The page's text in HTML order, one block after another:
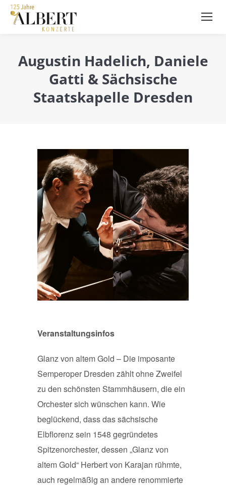
Augustin Hadelich, Daniele
Gatti & Sächsische
Staatskapelle Dresden
Veranstaltungsinfos
Glanz von altem Gold – Die imposante
Semperoper Dresden zählt ohne Zweifel
zu den schönsten Stammhäusern, die ein
Orchester sich wünschen kann. Wie
beglückend, dass das sächsische
Elbflorenz sein 1548 gegründetes
Spitzenorchester, dessen „Glanz von
altem Gold“ Herbert von Karajan rühmte,
auch regelmäßig an andere renommierte